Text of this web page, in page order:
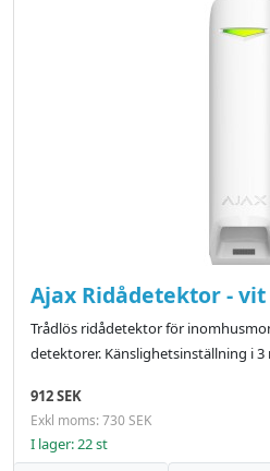
Ajax Ridådetektor - vit
Trådlös ridådetektor för
detektorer. Känslighetsinställning i
912 SEK
Exkl moms: 730 SEK
I lager: 22 st